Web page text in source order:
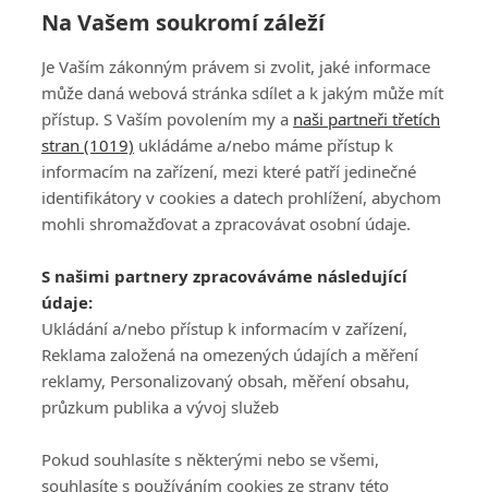
PŘIHLÁSIT
REGISTROVAT
DISKUZE
Šéfredaktorkou webu jePetr Slavík, e-mailserialy@fandimefilmu.cz
Máte-li zájem o inzerci na našem webu napište nám na e-mail
studio@koncal.com
Ochrana osobních údajů|Zásady používání cookies |Pravidla webu
Upravit nastavení soukromí
Na Vašem soukromí záleží
Je Vaším zákonným právem si zvolit, jaké informace
může daná webová stránka sdílet a k jakým může mít
přístup. S Vaším povolením my a naši partneři třetích
stran (1019) ukládáme a/nebo máme přístup k
informacím na zařízení, mezi které patří jedinečné
identifikátory v cookies a datech prohlížení, abychom
mohli shromažďovat a zpracovávat osobní údaje.
S našimi partnery zpracováváme následující
údaje:
Ukládání a/nebo přístup k informacím v zařízení,
Reklama založená na omezených údajích a měření
reklamy, Personalizovaný obsah, měření obsahu,
průzkum publika a vývoj služeb
Pokud souhlasíte s některými nebo se všemi,
souhlasíte s používáním cookies ze strany této